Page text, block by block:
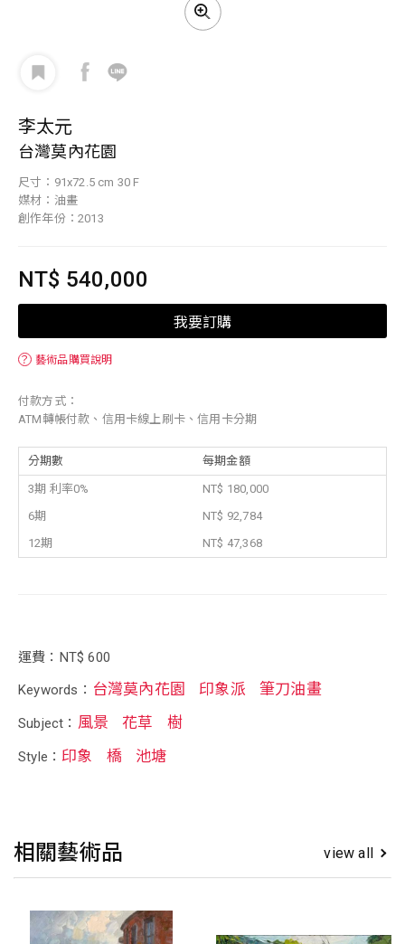
李太元
台灣莫內花園
尺寸：91x72.5 cm 30 F
媒材：油畫
創作年份：2013
NT$ 540,000
我要訂購
？ 藝術品購買說明
付款方式：
ATM轉帳付款、信用卡線上刷卡、信用卡分期
分期數 每期金額
3期 利率0%
NT$ 180,000
6期
NT$ 92,784
12期
NT$ 47,368
運費：NT$ 600
Keywords： 台灣莫內花園 印象派 筆刀油畫
Subject： 風景 花草 樹
Style： 印象 橋 池塘
相關藝術品 view all